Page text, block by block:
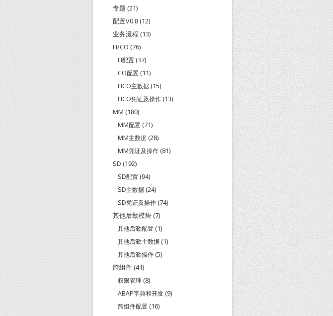
专题 (21)
配置V0.8 (12)
业务流程 (13)
FI/CO (76)
FI配置 (37)
CO配置 (11)
FICO主数据 (15)
FICO凭证及操作 (13)
MM (180)
MM配置 (71)
MM主数据 (28)
MM凭证及操作 (81)
SD (192)
SD配置 (94)
SD主数据 (24)
SD凭证及操作 (74)
其他后勤模块 (7)
其他后勤配置 (1)
其他后勤主数据 (1)
其他后勤操作 (5)
跨组件 (41)
权限管理 (8)
ABAP字典和开发 (9)
跨组件配置 (16)